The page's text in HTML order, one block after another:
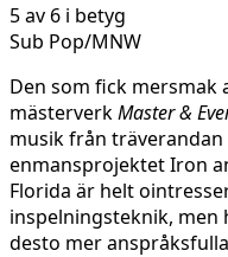
5 av 6 i betyg
Sub Pop/MNW
Den som fick mersmak
mästerverkMaster &
musik från
enmansprojektet Iron
Florida är helt
inspelningsteknik, men
desto mer